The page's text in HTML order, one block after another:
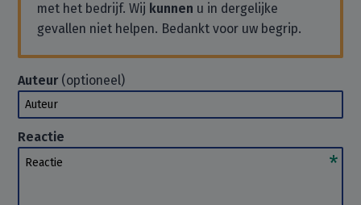
met het bedrijf. Wij kunnen u in dergelijke
gevallen niet helpen. Bedankt voor uw begrip.
Auteur(optioneel)
Auteur
Reactie
Reactie